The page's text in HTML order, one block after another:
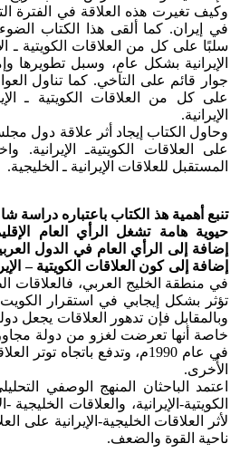
وكيف تغيرت هذه العلاقة في الفترة
في إيران. كما ألقى هذا الكتاب
سلبًا على كل من العلاقات الكويتية ـ
الإيرانية بشكل عام، وسبل تطويرها
جوار قائم على التآخي. كما تناول
على كل من العلاقات الكويتية ـ
الإيرانية.
وحاول الكتاب إيجاد أثر علاقة دول
على العلاقات الكويتيةـ الإيرانية.
المستقبل للعلاقات الإيرانية ـ الخليجية.
تنبع أهمية هذ الكتاب باعتباره
حيوية هامة تشغل الرأي العام
إضافة إلى الرأي العام في الدول
إضافة إلى كون العلاقات الكويتية –
في منطقة الخليج العربي، فالعلاقات
تؤثر بشكل إيجابي في استقرار
وبالمقابل فإن تدهور العلاقات يجعل
خاصة أنها تعرضت لغزو من دولة
في عام 1990م، وتدفع باتجاه
الأُخرى.
اعتمد الباحثان المنهج الوصفي
الكويتية-الإيرانية، والعلاقات
لأثر العلاقات الخليجية-الإيرانية على
ناحية القوة والضعف.